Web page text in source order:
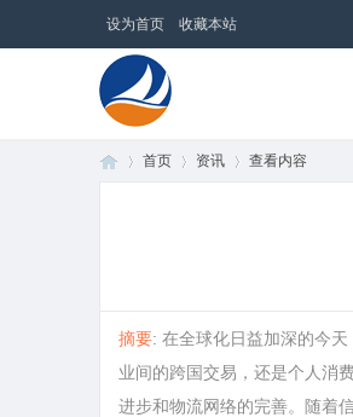
设为首页 收藏本站
18国际商贸网
首页 资讯 查看内容
摘要: 在全球化日益加深的今
业间的跨国交易，还是个人消
进步和物流网络的完善。随着